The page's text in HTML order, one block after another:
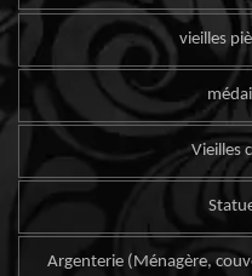
vieilles
Vieilles
Argenterie (Ménagère,